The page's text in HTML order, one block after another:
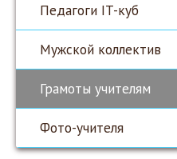
Педагоги IT-куб
Мужской коллектив
Грамоты учителям
Фото-учителя